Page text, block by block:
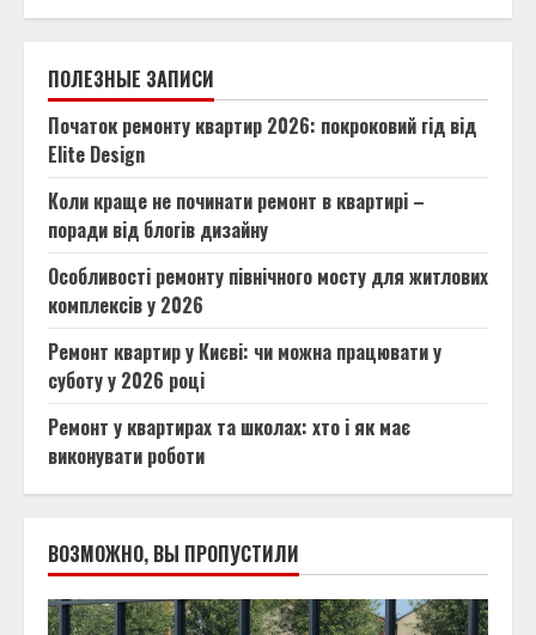
ПОЛЕЗНЫЕ ЗАПИСИ
Початок ремонту квартир 2026: покроковий гід від
Elite Design
Коли краще не починати ремонт в квартирі –
поради від блогів дизайну
Особливості ремонту північного мосту для житлових
комплексів у 2026
Ремонт квартир у Києві: чи можна працювати у
суботу у 2026 році
Ремонт у квартирах та школах: хто і як має
виконувати роботи
ВОЗМОЖНО, ВЫ ПРОПУСТИЛИ